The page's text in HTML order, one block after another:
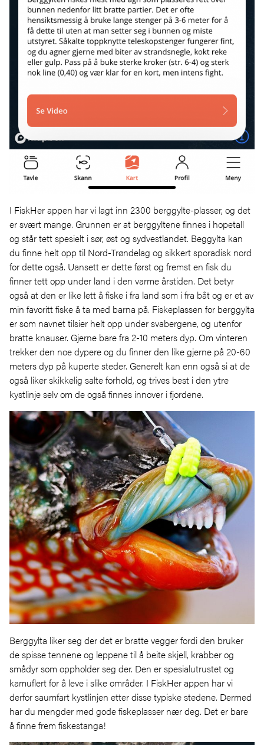
I FiskHer appen har vi lagt inn 2300 berggylte-plasser, og det
er svært mange. Grunnen er at berggyltene finnes i hopetall
og står tett spesielt i sør, øst og sydvestlandet. Beggylta kan
du finne helt opp til Nord-Trøndelag og sikkert sporadisk nord
for dette også. Uansett er dette først og fremst en fisk du
finner tett opp under land i den varme årstiden. Det betyr
også at den er like lett å fiske i fra land som i fra båt og er et av
min favoritt fiske å ta med barna på. Fiskeplassen for berggylta
er som navnet tilsier helt opp under svabergene, og utenfor
bratte knauser. Gjerne bare fra 2-10 meters dyp. Om vinteren
trekker den noe dypere og du finner den like gjerne på 20-60
meters dyp på kuperte steder. Generelt kan enn også si at de
også liker skikkelig salte forhold, og trives best i den ytre
kystlinje selv om de også finnes innover i fjordene.
Berggylta liker seg der det er bratte vegger fordi den bruker
de spisse tennene og leppene til å beite skjell, krabber og
smådyr som oppholder seg der. Den er spesialutrustet og
kamuflert for å leve i slike områder. I FiskHer appen har vi
derfor saumfart kystlinjen etter disse typiske stedene. Dermed
har du mengder med gode fiskeplasser nær deg. Det er bare
å finne frem fiskestanga!